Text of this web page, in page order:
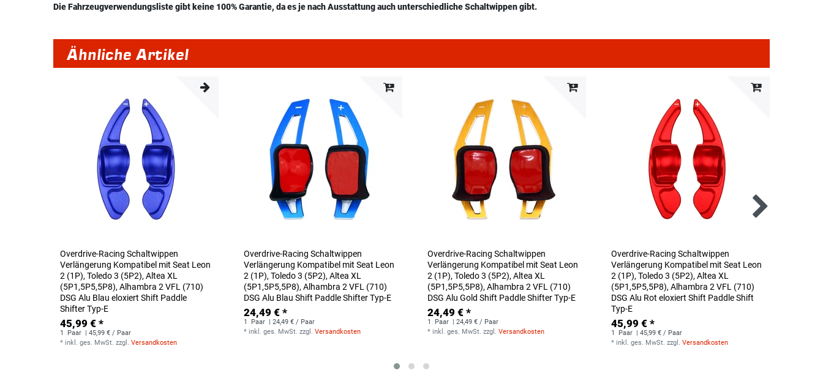
Die Fahrzeugverwendungsliste gibt keine 100% Garantie, da es je nach Ausstattung auch unterschiedliche Schaltwippen gibt.
Ähnliche Artikel
Overdrive-Racing Schaltwippen
Verlängerung Kompatibel mit Seat Leon
2 (1P), Toledo 3 (5P2), Altea XL
(5P1,5P5,5P8), Alhambra 2 VFL (710)
DSG Alu Blau eloxiert Shift Paddle
Shifter Typ-E
45,99 € *
1 Paar
| 45,99 € / Paar
* inkl. ges. MwSt. zzgl.Versandkosten
Overdrive-Racing Schaltwippen
Verlängerung Kompatibel mit Seat Leon
2 (1P), Toledo 3 (5P2), Altea XL
(5P1,5P5,5P8), Alhambra 2 VFL (710)
DSG Alu Blau Shift Paddle Shifter Typ-E
24,49 € *
1 Paar
| 24,49 € / Paar
* inkl. ges. MwSt. zzgl.Versandkosten
Overdrive-Racing Schaltwippen
Verlängerung Kompatibel mit Seat Leon
2 (1P), Toledo 3 (5P2), Altea XL
(5P1,5P5,5P8), Alhambra 2 VFL (710)
DSG Alu Gold Shift Paddle Shifter Typ-E
24,49 € *
1 Paar
| 24,49 € / Paar
* inkl. ges. MwSt. zzgl.Versandkosten
Overdrive-Racing Schaltwippen
Verlängerung Kompatibel mit Seat Leon
2 (1P), Toledo 3 (5P2), Altea XL
(5P1,5P5,5P8), Alhambra 2 VFL (710)
DSG Alu Rot eloxiert Shift Paddle Shift
Typ-E
45,99 € *
1 Paar
| 45,99 € / Paar
* inkl. ges. MwSt. zzgl.Versandkosten